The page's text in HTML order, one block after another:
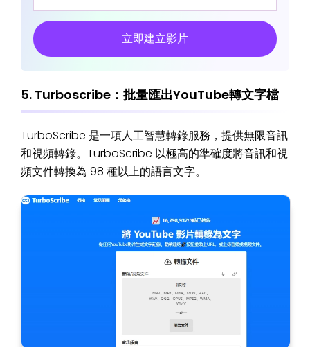
立即建立影片
5. Turboscribe：批量匯出YouTube轉文字檔
TurboScribe 是一項人工智慧轉錄服務，提供無限音訊
和視頻轉錄。TurboScribe 以極高的準確度將音訊和視
頻文件轉換為 98 種以上的語言文字。